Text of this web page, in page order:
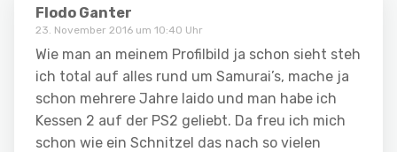
Flodo Ganter
23. November 2016 um 10:40 Uhr
Wie man an meinem Profilbild ja schon sieht steh
ich total auf alles rund um Samurai’s, mache ja
schon mehrere Jahre Iaido und man habe ich
Kessen 2 auf der PS2 geliebt. Da freu ich mich
schon wie ein Schnitzel das nach so vielen